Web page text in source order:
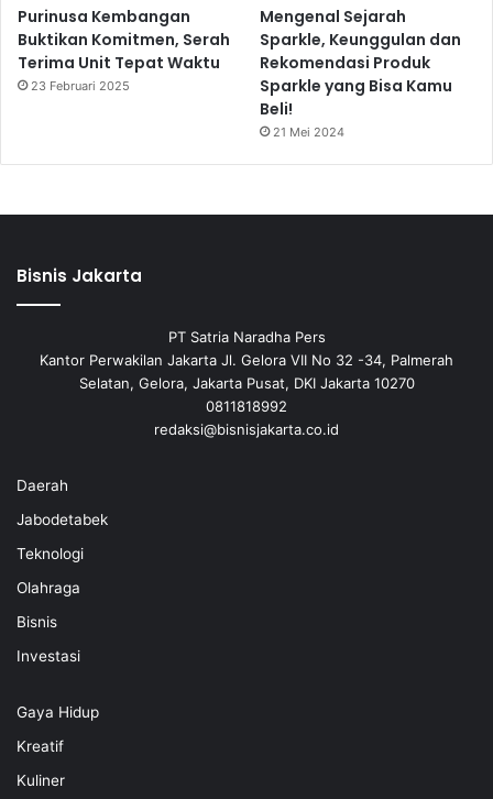
Purinusa Kembangan
Buktikan Komitmen, Serah
Terima Unit Tepat Waktu
23 Februari 2025
Mengenal Sejarah
Sparkle, Keunggulan dan
Rekomendasi Produk
Sparkle yang Bisa Kamu
Beli!
21 Mei 2024
Bisnis Jakarta
PT Satria Naradha Pers
Kantor Perwakilan Jakarta Jl. Gelora VII No 32 -34, Palmerah
Selatan, Gelora, Jakarta Pusat, DKI Jakarta 10270
0811818992
redaksi@bisnisjakarta.co.id
Daerah
Jabodetabek
Teknologi
Olahraga
Bisnis
Investasi
Gaya Hidup
Kreatif
Kuliner